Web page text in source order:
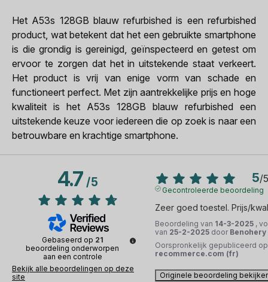
Het A53s 128GB blauw refurbished is een refurbished
product, wat betekent dat het een gebruikte smartphone
is die grondig is gereinigd, geïnspecteerd en getest om
ervoor te zorgen dat het in uitstekende staat verkeert.
Het product is vrij van enige vorm van schade en
functioneert perfect. Met zijn aantrekkelijke prijs en hoge
kwaliteit is het A53s 128GB blauw refurbished een
uitstekende keuze voor iedereen die op zoek is naar een
betrouwbare en krachtige smartphone.
4.7/5
Gebaseerd op 21
beoordeling onderworpen
aan een controle
Bekijk alle beoordelingen op deze
site
5/5
Gecontroleerde beoordeling
Zeer goed toestel. Prijs/
Beoordeling van 14-3-2025 ,
van 25-2-2025 door Benohery
Oorspronkelijk gepubliceerd op
recommerce.com (fr)
Originele beoordeling